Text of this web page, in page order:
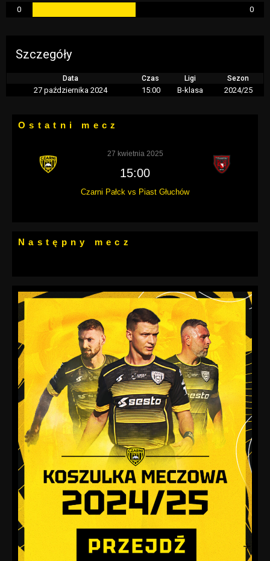
0 0
Szczegóły
Data Czas Ligi Sezon
27 października 2024 15:00 B-klasa 2024/25
Ostatni mecz
27 kwietnia 2025
15:00
Czarni Pałck vs Piast Głuchów
Następny mecz